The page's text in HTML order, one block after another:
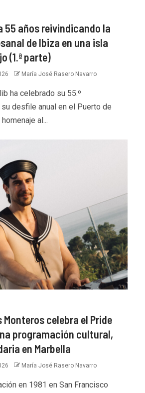
55 años reivindicando la
de Ibiza en una isla
(1.ª parte)
María José Rasero Navarro
ha celebrado su 55.º
desfile anual en el Puerto de
al...
celebra el Pride
programación cultural,
en Marbella
María José Rasero Navarro
en 1981 en San Francisco